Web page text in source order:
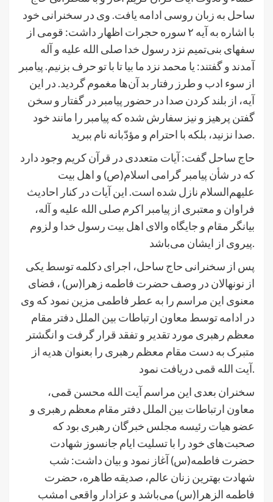
ساحل به زبان روسی ادامه یافت. وی در سخنرانی خود
با اشاره به آیه ۲ سوره حجرات اظهار داشت: قومى از
سفهاى بنى‌تمیم نزد رسول خدا صلی الله علیه و آله
آمدند و گفتند: یا محمد نزد ما بیا تا با تو حرف بزنیم. پیامبر
از سوء ادب و طرز رفتار بد آن‌ها مغموم گردید. در اين
آيه، از بلند كردن صدا در حضور پيامبر در گفتار و سخن
گفتن پرهیز و نیز سفارش شده كه پيامبر را مانند خود
صدا نزنيد، بلكه با احترام و مؤدّبانه نام ببريد.
حاج ساحل گفت: آیات متعددی در قرآن کریم وجود دارد
که در شأن پیامبر گرامی اسلام(ص) و اهل بیت
علیهم‌السلام نازل شده است. این آیات در کنار احادیث
فراوان و معتبری از پیامبر اکرم صلی الله علیه و آله،
بیانگر مقام و جایگاه والای اهل بیت رسول خدا و لزوم
پیروی از ایشان می‌باشد.
پس از سخنرانی حاج ساحل، اجرای دکلمه توسط یکی
از نونهالان در وصف حضرت فاطمه زهرا(س) ، فضای
معنوی این مراسم را به عطر فاطمی مزین نمود که وی
در ادامه توسط معاون ارتباطات بین الملل دفتر مقام
معظم رهبری مورد تقدیر و تفقد قرار گرفت و انگشتر
متبرک به دست مقام معظم رهبری را بعنوان هدیه از
آیت الله قمی دریافت نمود.
سخنران بعدی این مراسم آیت الله محسن قمی،
معاون ارتباطات بین الملل دفتر مقام معظم رهبری و
عضو هیات رئیسه مجلس خبرگان رهبری بود که
صحبت‌های خود را با تسلیت ایام جانسوز شهادت
حضرت فاطمه(س) آغاز نمود و بیان داشت: شب
شهادت بهترین زنان عالم، صدیقه طاهره، حضرت
فاطمه الزهرا(س) می‌باشد و عزادار واقعی امشب